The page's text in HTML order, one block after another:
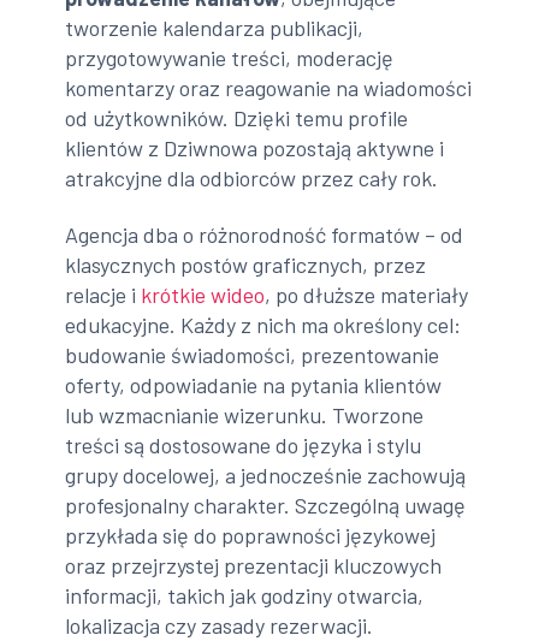
tworzenie kalendarza publikacji,
przygotowywanie treści, moderację
komentarzy oraz reagowanie na wiadomości
od użytkowników. Dzięki temu profile
klientów z Dziwnowa pozostają aktywne i
atrakcyjne dla odbiorców przez cały rok.
Agencja dba o różnorodność formatów – od
klasycznych postów graficznych, przez
relacje i krótkie wideo, po dłuższe materiały
edukacyjne. Każdy z nich ma określony cel:
budowanie świadomości, prezentowanie
oferty, odpowiadanie na pytania klientów
lub wzmacnianie wizerunku. Tworzone
treści są dostosowane do języka i stylu
grupy docelowej, a jednocześnie zachowują
profesjonalny charakter. Szczególną uwagę
przykłada się do poprawności językowej
oraz przejrzystej prezentacji kluczowych
informacji, takich jak godziny otwarcia,
lokalizacja czy zasady rezerwacji.